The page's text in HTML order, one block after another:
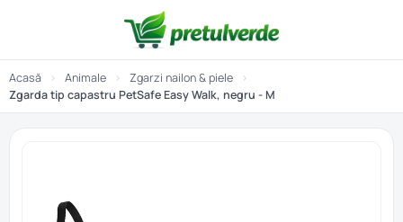
Acasă › Animale › Zgarzi nailon & piele
›
Zgarda tip capastru PetSafe Easy Walk, negru - M